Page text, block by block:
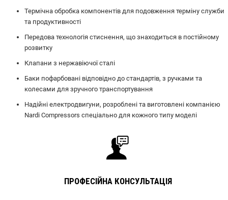
Термічна обробка компонентів для подовження терміну служби
та продуктивності
Передова технологія стиснення, що знаходиться в постійному
розвитку
Клапани з нержавіючої сталі
Баки пофарбовані відповідно до стандартів, з ручками та
колесами для зручного транспортування
Надійні електродвигуни, розроблені та виготовлені компанією
Nardi Compressors спеціально для кожного типу моделі
ПРОФЕСІЙНА КОНСУЛЬТАЦІЯ